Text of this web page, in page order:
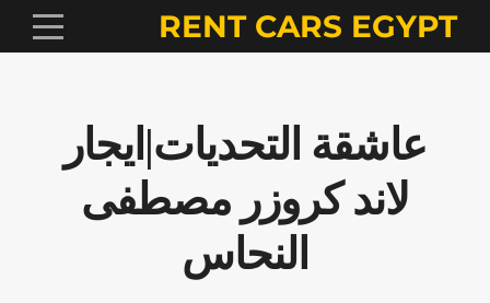
RENT CARS EGYPT
عاشقة التحديات|ايجار
لاند كروزر مصطفى
النحاس